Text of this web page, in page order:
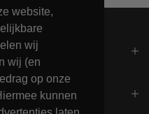
website,
wij
wij (en
op onze
kunnen